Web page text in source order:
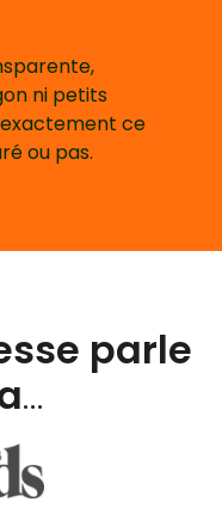
ni petits
ce
ou pas.
parle
…